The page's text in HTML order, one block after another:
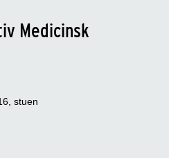
Medicinsk
stuen